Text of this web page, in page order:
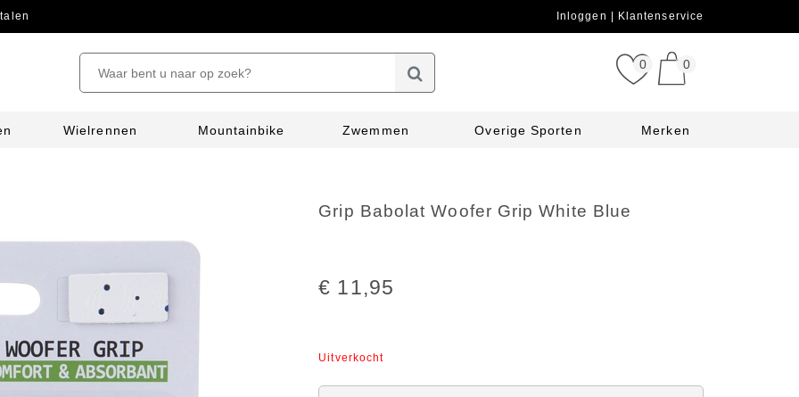
Inloggen Klantenservice
0 0
Wielrennen Mountainbike Zwemmen Overige Sporten Merken
Grip Babolat Woofer Grip White Blue
€ 11,95
Uitverkocht